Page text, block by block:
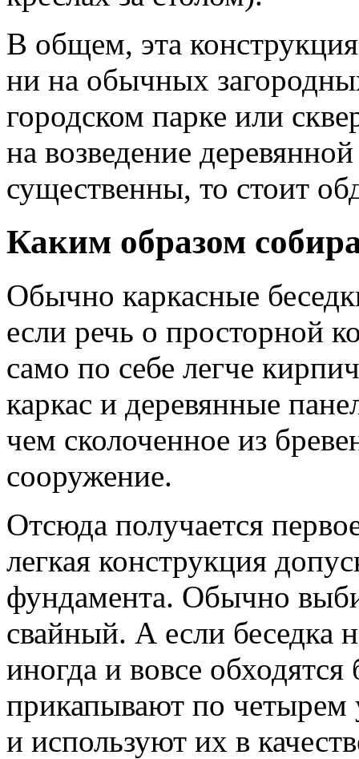
В общем, эта
ни на обычных
городском парке или
на возведение
существенны, то стоит
Каким образом
Обычно каркасные
если речь о просторной
само по себе легче
каркас и деревянные
чем сколоченное из
сооружение.
Отсюда получается
легкая конструкция
фундамента. Обычно
свайный. А если беседка
иногда и вовсе
прикапывают по четырем
и используют их в